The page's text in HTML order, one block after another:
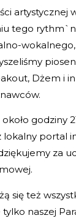
artystycznej
tego
Dżem i
godziny
lokalny portal
za
się też
naszej